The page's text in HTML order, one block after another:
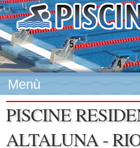
Menù
PISCINE
ALTALUNA -